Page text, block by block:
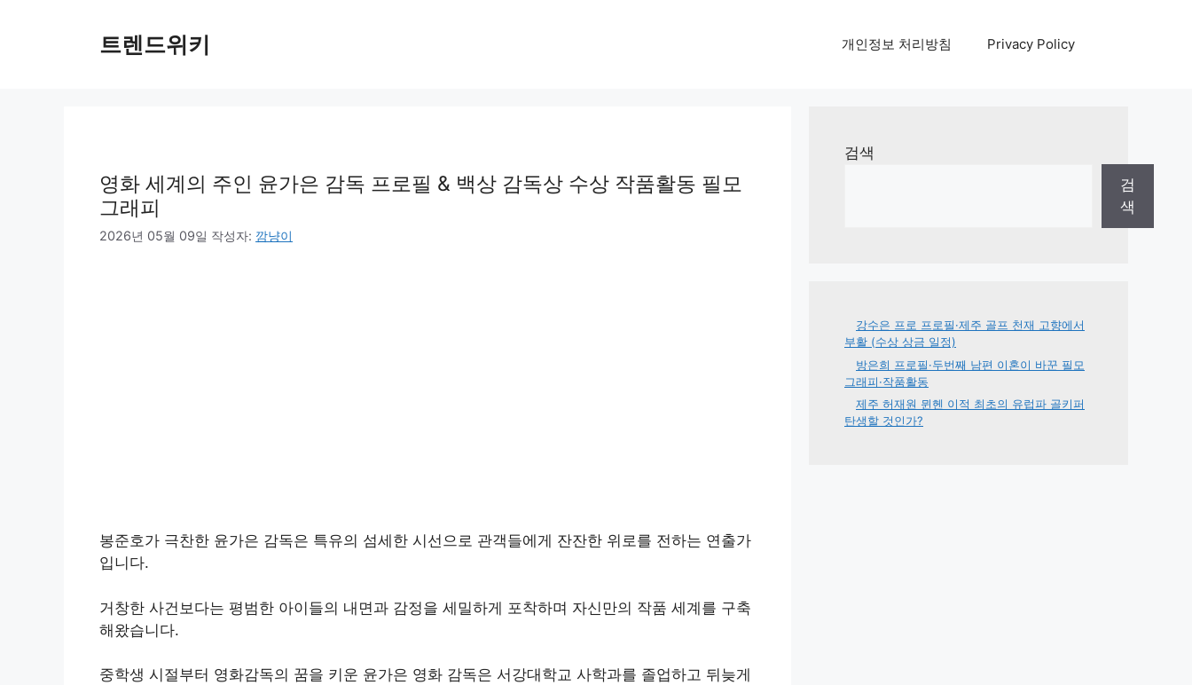
트렌드위키 개인정보 처리방침 Privacy Policy
영화 세계의 주인 윤가은 감독 프로필 & 백상 감독상 수상 작품활동 필모
그래피
2026년 05월 09일 작성자: 깜냥이
봉준호가 극찬한 윤가은 감독은 특유의 섬세한 시선으로 관객들에게 잔잔한 위로를 전하는 연출가
입니다.
거창한 사건보다는 평범한 아이들의 내면과 감정을 세밀하게 포착하며 자신만의 작품 세계를 구축
해왔습니다.
중학생 시절부터 영화감독의 꿈을 키운 윤가은 영화 감독은 서강대학교 사학과를 졸업하고 뒤늦게
검색
검
색
강수은 프로 프로필·제주 골프 천재 고향에서
부활 (수상 상금 일정)
방은희 프로필·두번째 남편 이혼이 바꾼 필모
그래피·작품활동
제주 허재원 뮌헨 이적 최초의 유럽파 골키퍼
탄생할 것인가?